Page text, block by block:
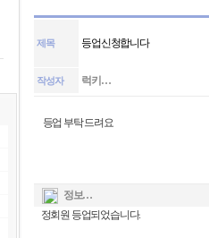
제목 등업신청합니다
작성자 럭키…
등업 부탁 드려요
정보…
정회원 등업되었습니다.